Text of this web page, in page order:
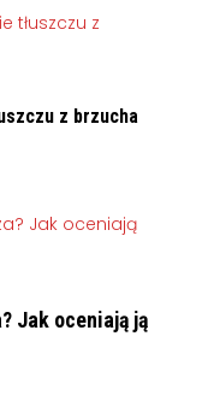
z brzucha
Jak oceniają ją